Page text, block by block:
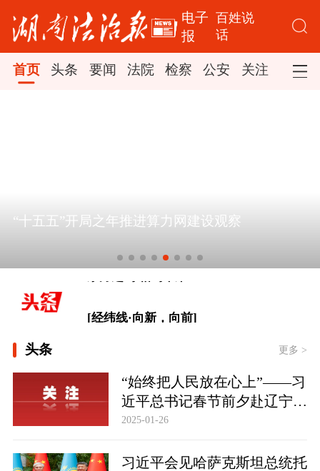
电子
报
百姓说
话
首页 头条 要闻 法院 检察 公安 关注 司法
推进算力网建设观察 基层一线党旗
[追光的你｜太行山上新愚公]
东方之约 相约未来
[追光的你｜太行山上新愚公]
东方之约 相约未来
头条 更多 >
“始终把人民放在心上”——习
近平总书记春节前夕赴辽宁看
望慰问基层干部群众纪实
2025-01-26
习近平会见哈萨克斯坦总统托